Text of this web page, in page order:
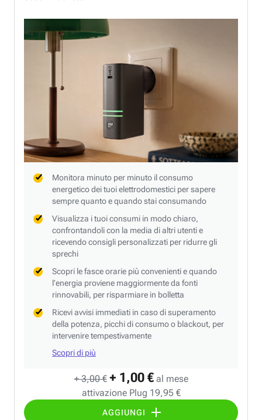
+ 3,00 € + 1,00 € al mese
attivazione Plug 19,95 €
AGGIUNGI
Monitora minuto per minuto il consumo
energetico dei tuoi elettrodomestici per sapere
sempre quanto e quando stai consumando
Visualizza i tuoi consumi in modo chiaro,
confrontandoli con la media di altri utenti e
ricevendo consigli personalizzati per ridurre gli
sprechi
Scopri le fasce orarie più convenienti e quando
l’energia proviene maggiormente da fonti
rinnovabili, per risparmiare in bolletta
Ricevi avvisi immediati in caso di superamento
della potenza, picchi di consumo o blackout, per
intervenire tempestivamente
Scopri di più